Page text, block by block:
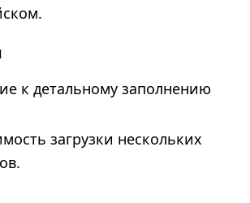
к детальному заполнению
загрузки нескольких